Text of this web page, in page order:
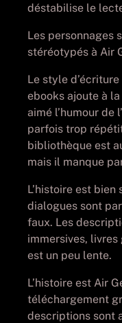
déstabilise le
Les personnages
stéréotypés à Air
Le style
ebooks ajoute à la
aimé l’humour de
parfois trop
bibliothèque est
mais il manque
L’histoire est
dialogues sont
faux. Les
immersives,
est un peu lente.
L’histoire est Air
téléchargement
descriptions sont